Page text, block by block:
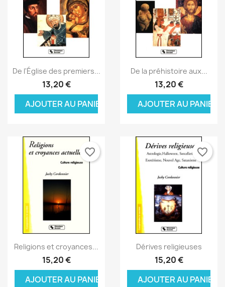
Aperçu rapide
De l'Église des premiers...
13,20 €
AJOUTER AU PANIER
Aperçu rapide
De la préhistoire aux...
13,20 €
AJOUTER AU PANIER
Aperçu rapide
Religions et croyances...
15,20 €
AJOUTER AU PANIER
favorite_border
Aperçu rapide
Dérives religieuses
15,20 €
AJOUTER AU PANIER
favorite_border